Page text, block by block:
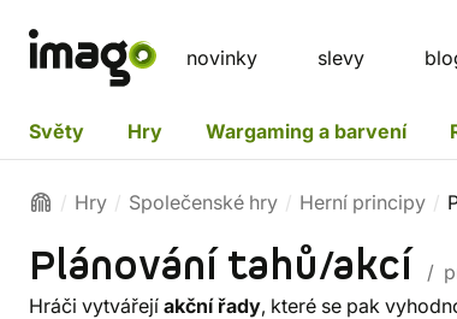
novinky slevy
Světy Hry Wargaming a barvení
Hry Společenské hry Herní principy
Plánování tahů/akcí /
Hráči vytvářejí akční řady, které se pak